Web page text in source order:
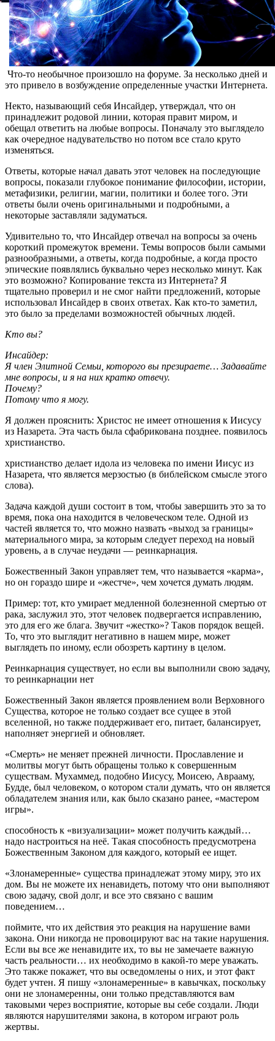
Что-то необычное произошло на форуме. За несколько дней и
это привело в возбуждение определенные участки Интернета.
Некто, называющий себя Инсайдер, утверждал, что он
принадлежит родовой линии, которая правит миром, и
обещал ответить на любые вопросы. Поначалу это выглядело
как очередное надувательство но потом все стало круто
изменяться.
Ответы, которые начал давать этот человек на последующие
вопросы, показали глубокое понимание философии, истории,
метафизики, религии, магии, политики и более того. Эти
ответы были очень оригинальными и подробными, а
некоторые заставляли задуматься.
Удивительно то, что Инсайдер отвечал на вопросы за очень
короткий промежуток времени. Темы вопросов были самыми
разнообразными, а ответы, когда подробные, а когда просто
эпические появлялись буквально через несколько минут. Как
это возможно? Копирование текста из Интернета? Я
тщательно проверил и не смог найти предложений, которые
использовал Инсайдер в своих ответах. Как кто-то заметил,
это было за пределами возможностей обычных людей.
Кто вы?
Инсайдер:
Я член Элитной Семьи, которого вы презираете… Задавайте
мне вопросы, и я на них кратко отвечу.
Почему?
Потому что я могу.
Я должен прояснить: Христос не имеет отношения к Иисусу
из Назарета. Эта часть была сфабрикована позднее. появилось
христианство.
христианство делает идола из человека по имени Иисус из
Назарета, что является мерзостью (в библейском смысле этого
слова).
Задача каждой души состоит в том, чтобы завершить это за то
время, пока она находится в человеческом теле. Одной из
частей является то, что можно назвать «выход за границы»
материального мира, за которым следует переход на новый
уровень, а в случае неудачи — реинкарнация.
Божественный Закон управляет тем, что называется «карма»,
но он гораздо шире и «жестче», чем хочется думать людям.
Пример: тот, кто умирает медленной болезненной смертью от
рака, заслужил это, этот человек подвергается исправлению,
это для его же блага. Звучит «жестко»? Таков порядок вещей.
То, что это выглядит негативно в нашем мире, может
выглядеть по иному, если обозреть картину в целом.
Реинкарнация существует, но если вы выполнили свою задачу,
то реинкарнации нет
Божественный Закон является проявлением воли Верховного
Существа, которое не только создает все сущее в этой
вселенной, но также поддерживает его, питает, балансирует,
наполняет энергией и обновляет.
«Смерть» не меняет прежней личности. Прославление и
молитвы могут быть обращены только к совершенным
существам. Мухаммед, подобно Иисусу, Моисею, Аврааму,
Будде, был человеком, о котором стали думать, что он является
обладателем знания или, как было сказано ранее, «мастером
игры».
способность к «визуализации» может получить каждый…
надо настроиться на неё. Такая способность предусмотрена
Божественным Законом для каждого, который ее ищет.
«Злонамеренные» существа принадлежат этому миру, это их
дом. Вы не можете их ненавидеть, потому что они выполняют
свою задачу, свой долг, и все это связано с вашим
поведением…
поймите, что их действия это реакция на нарушение вами
закона. Они никогда не провоцируют вас на такие нарушения.
Если вы все же ненавидите их, то вы не замечаете важную
часть реальности… их необходимо в какой-то мере уважать.
Это также покажет, что вы осведомлены о них, и этот факт
будет учтен. Я пишу «злонамеренные» в кавычках, поскольку
они не злонамеренны, они только представляются вам
таковыми через восприятие, которые вы себе создали. Люди
являются нарушителями закона, в котором играют роль
жертвы.